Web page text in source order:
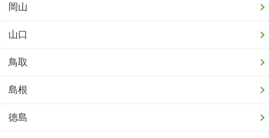
岡山
山口
鳥取
島根
徳島